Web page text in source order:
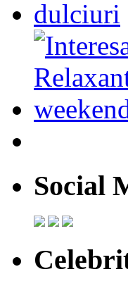
Social